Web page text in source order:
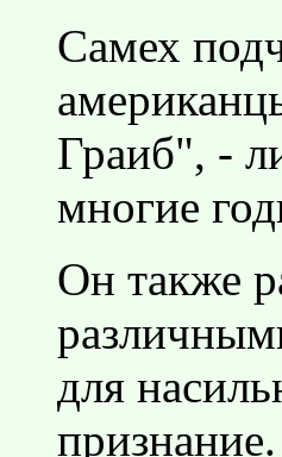
Самех
Граиб", -
многие
Он также
для
признание.